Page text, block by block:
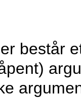
består